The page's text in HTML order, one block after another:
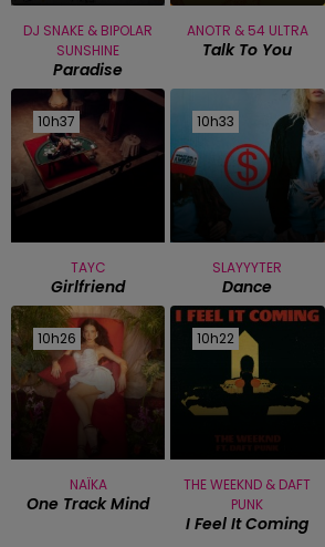
DJ SNAKE & BIPOLAR
SUNSHINE
Paradise
ANOTR & 54 ULTRA
Talk To You
10h37
10h37
TAYC
Girlfriend
10h33
10h33
SLAYYYTER
Dance
10h26
10h26
NAÏKA
One Track Mind
10h22
10h22
THE WEEKND & DAFT
PUNK
I Feel It Coming